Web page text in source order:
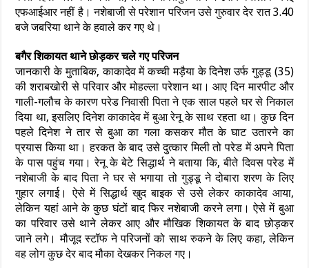
एफआईआर नहीं है। नशेबाजी से परेशान परिजन उसे गुरुवार देर रात 3.40
बजे जबरिया थाने के हवाले कर गए थे।
बगैर शिकायत थाने छोड़कर चले गए परिजन
जानकारी के मुताबिक, काकादेव में कच्ची मड़ैया के दिनेश उर्फ गुड्डू (35)
की शराबखोरी से परिवार और मोहल्ला परेशान था। आए दिन मारपीट और
गाली-गलौच के कारण परेड निवासी पिता ने एक साल पहले घर से निकाल
दिया था, इसलिए दिनेश काकादेव में बुआ रेनू के साथ रहता था। कुछ दिन
पहले दिनेश ने तार से बुआ का गला कसकर मौत के घाट उतारने का
प्रयास किया था। हरकत के बाद उसे दुत्कार मिली तो परेड में अपने पिता
के पास पहुंच गया। रेनू के बेटे सिद्धार्थ ने बताया कि, बीते दिवस परेड में
नशेबाजी के बाद पिता ने घर से भगाया तो गुड्डू ने दोबारा शरण के लिए
गुहार लगाई। ऐसे में सिद्धार्थ खुद बाइक से उसे लेकर काकादेव आया,
लेकिन यहां आने के कुछ घंटों बाद फिर नशेबाजी करने लगा। ऐसे में बुआ
का परिवार उसे थाने लेकर आए और मौखिक शिकायत के बाद छोड़कर
जाने लगे। मौजूद स्टॉफ ने परिजनों को साथ रुकने के लिए कहा, लेकिन
वह लोग कुछ देर बाद मौका देखकर निकल गए।